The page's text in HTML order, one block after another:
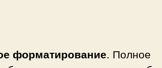
форматирование. Полное